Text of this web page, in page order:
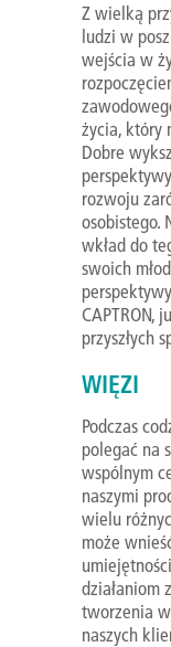
Z wielką
ludzi w
wejścia w
życia, który
Dobre
rozwoju
osobistego.
wkład do
swoich
CAPTRON,
przyszłych
WIĘZI
Podczas
polegać na
wspólnym
naszymi
wielu
może
działaniom
tworzenia
naszych